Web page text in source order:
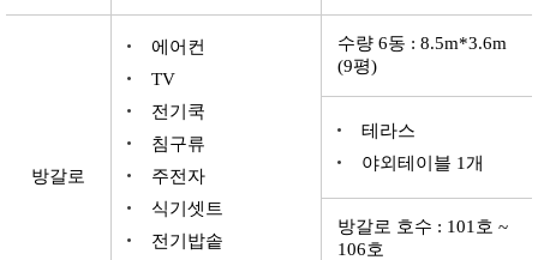
방갈로
에어컨
TV
전기쿡
침구류
주전자
식기셋트
전기밥솥
수량 6동 : 8.5m*3.6m
(9평)
테라스
야외테이블 1개
방갈로 호수 : 101호 ~
106호